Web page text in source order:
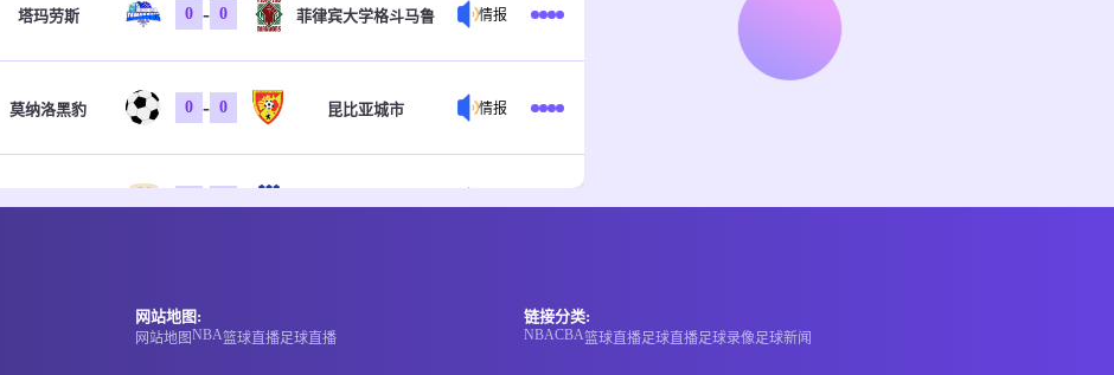
塔玛劳斯 0 - 0 菲律宾大学格斗马鲁 情报
莫纳洛黑豹 0 - 0 昆比亚城市 情报
网站地图:
网站地图NBA篮球直播足球直播
链接分类:
NBACBA篮球直播足球直播足球录像足球新闻